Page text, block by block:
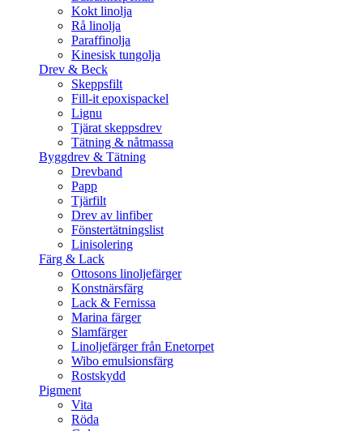
Kokt linolja
Rå linolja
Paraffinolja
Kinesisk tungolja
Drev & Beck
Skeppsfilt
Fill-it epoxispackel
Lignu
Tjärat skeppsdrev
Tätning & nåtmassa
Byggdrev & Tätning
Drevband
Papp
Tjärfilt
Drev av linfiber
Fönstertätningslist
Linisolering
Färg & Lack
Ottosons linoljefärger
Konstnärsfärg
Lack & Fernissa
Marina färger
Slamfärger
Linoljefärger från Enetorpet
Wibo emulsionsfärg
Rostskydd
Pigment
Vita
Röda